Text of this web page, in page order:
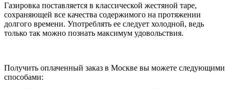
Газировка поставляется в классической жестяной таре,
сохраняющей все качества содержимого на протяжении
долгого времени. Употреблять ее следует холодной, ведь
только так можно познать максимум удовольствия.
Получить оплаченный заказ в Москве вы можете следующими
способами: